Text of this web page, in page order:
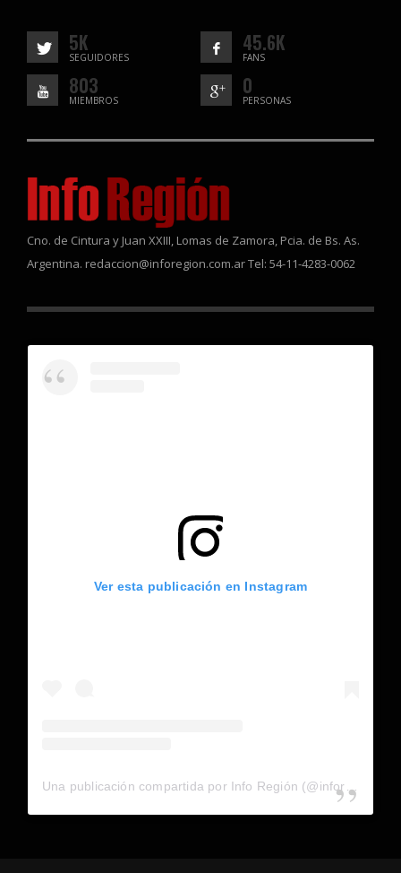
5K
SEGUIDORES
45.6K
FANS
803
MIEMBROS
0
PERSONAS
Cno. de Cintura y Juan XXIII, Lomas de Zamora, Pcia. de Bs. As.
Argentina. redaccion@inforegion.com.ar Tel: 54-11-4283-0062
Ver esta publicación en Instagram